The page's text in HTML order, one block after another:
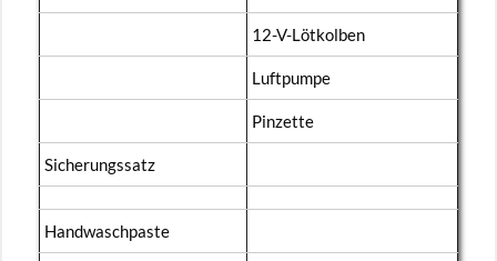
12-V-Löt­kol­ben
Luft­pum­pe
Pin­zet­te
Si­che­rungs­satz
Hand­wasch­pas­te